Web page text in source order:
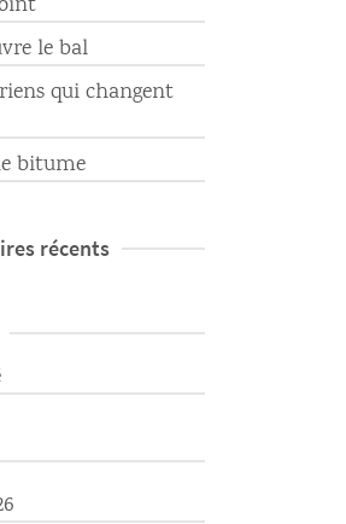
le bal
qui changent
bitume
récents